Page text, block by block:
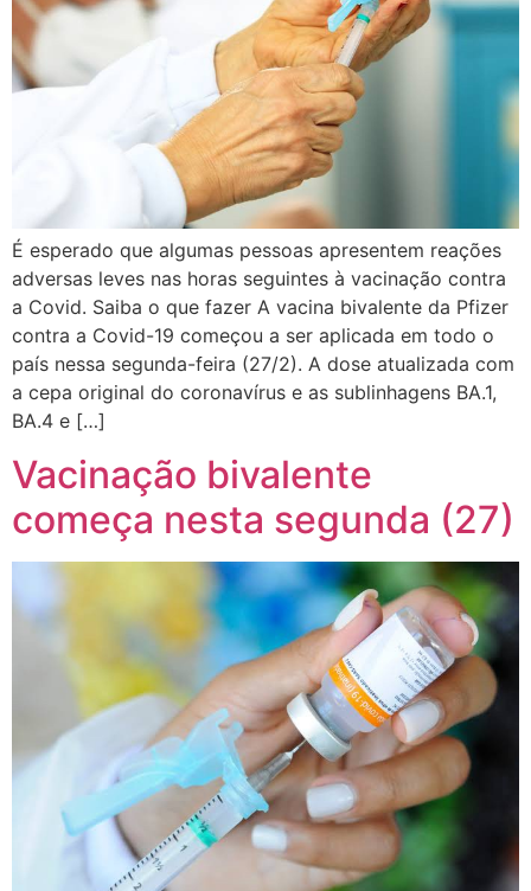
É esperado que algumas pessoas apresentem reações
adversas leves nas horas seguintes à vacinação contra
a Covid. Saiba o que fazer A vacina bivalente da Pfizer
contra a Covid-19 começou a ser aplicada em todo o
país nessa segunda-feira (27/2). A dose atualizada com
a cepa original do coronavírus e as sublinhagens BA.1,
BA.4 e […]
Vacinação bivalente
começa nesta segunda (27)